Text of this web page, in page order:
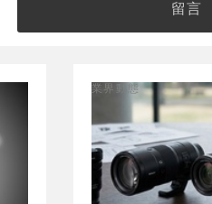
留言
業界動態